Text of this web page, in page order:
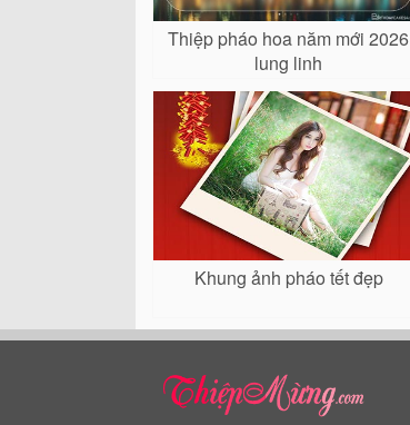
Thiệp pháo hoa năm mới 2026
lung linh
Khung ảnh pháo tết đẹp